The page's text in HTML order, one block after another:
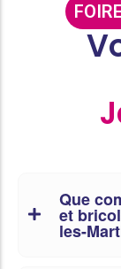
Que
et
les-